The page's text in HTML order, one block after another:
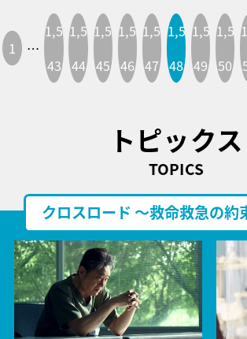
1 …
1,5
43
1,5
44
1,5
45
1,5
46
1,5
47
1,5
48
1,5
49
1,5
50
トピックス
TOPICS
クロスロード ～救命救急の約